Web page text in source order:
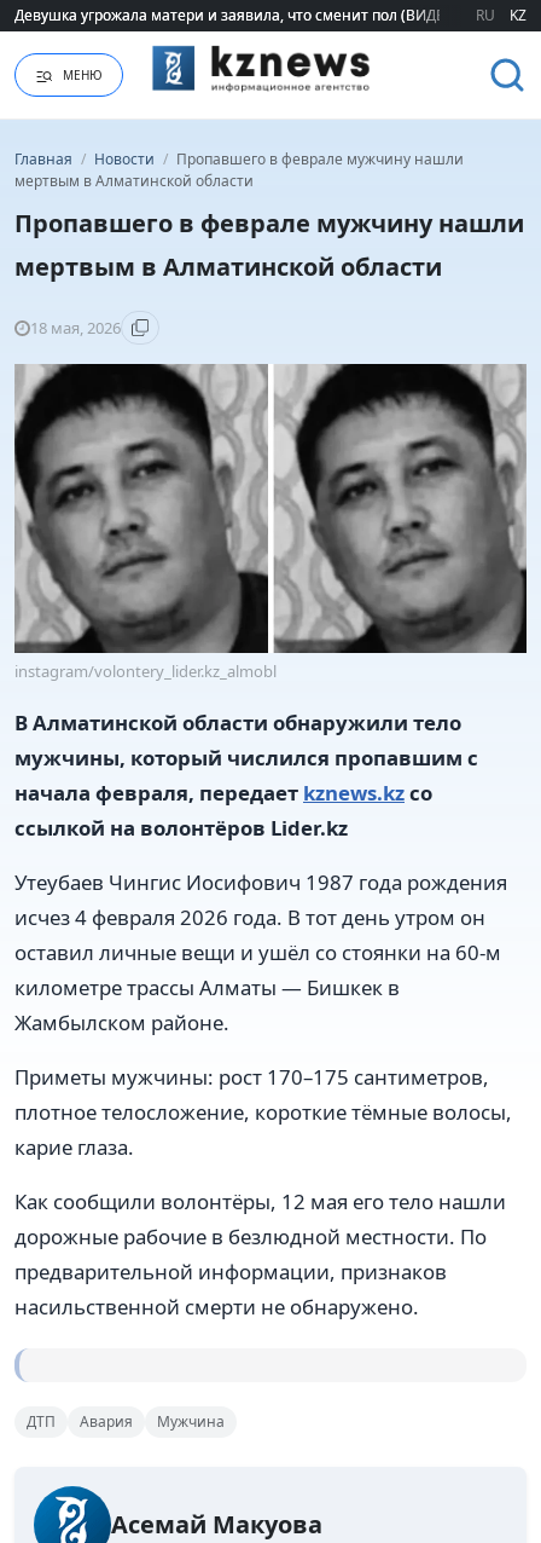
Девушка угрожала матери и заявила, что сменит пол (ВИДЕО)
Девушка угрожала матери и заявила, что сменит пол (ВИДЕО) RU KZ
МЕНЮ
Главная / Новости / Пропавшего в феврале мужчину нашли
мертвым в Алматинской области
Пропавшего в феврале мужчину нашли
мертвым в Алматинской области
18 мая, 2026
instagram/volontery_lider.kz_almobl
В Алматинской области обнаружили тело
мужчины, который числился пропавшим с
начала февраля, передает kznews.kzсо
ссылкой на волонтёров Lider.kz
Утеубаев Чингис Иосифович 1987 года рождения
исчез 4 февраля 2026 года. В тот день утром он
оставил личные вещи и ушёл со стоянки на 60-м
километре трассы Алматы — Бишкек в
Жамбылском районе.
Приметы мужчины: рост 170–175 сантиметров,
плотное телосложение, короткие тёмные волосы,
карие глаза.
Как сообщили волонтёры, 12 мая его тело нашли
дорожные рабочие в безлюдной местности. По
предварительной информации, признаков
насильственной смерти не обнаружено.
ДТП Авария Мужчина
Асемай Макуова